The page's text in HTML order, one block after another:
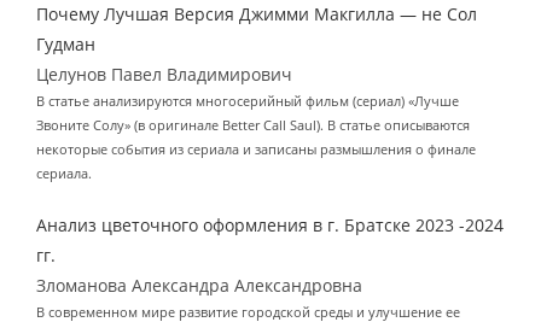
Почему Лучшая Версия Джимми Макгилла — не Сол
Гудман
Целунов Павел Владимирович
В статье анализируются многосерийный фильм (сериал) «Лучше
Звоните Солу» (в оригинале Better Call Saul). В статье описываются
некоторые события из сериала и записаны размышления о финале
сериала.
Анализ цветочного оформления в г. Братске 2023 -2024
гг.
Зломанова Александра Александровна
В современном мире развитие городской среды и улучшение ее